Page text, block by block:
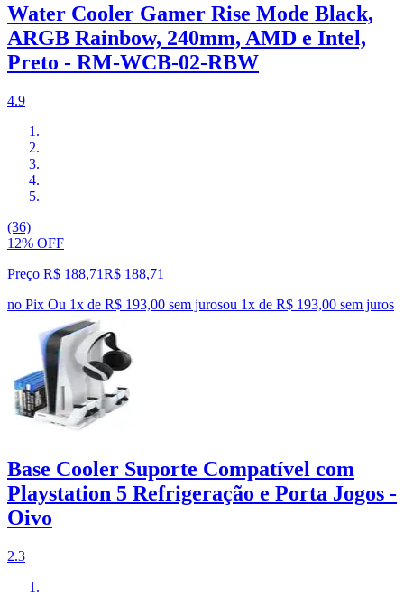
Water Cooler Gamer Rise Mode Black,
ARGB Rainbow, 240mm, AMD e Intel,
Preto - RM-WCB-02-RBW
4.9
(36)
12% OFF
Preço R$ 188,71R$ 188,71
no Pix Ou 1x de R$ 193,00 sem jurosou 1x de R$ 193,00 sem juros
Base Cooler Suporte Compatível com
Playstation 5 Refrigeração e Porta Jogos -
Oivo
2.3